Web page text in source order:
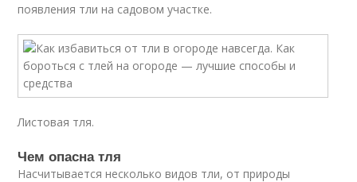
появления тли на садовом участке.
Листовая тля.
Чем опасна тля
Насчитывается несколько видов тли, от природы